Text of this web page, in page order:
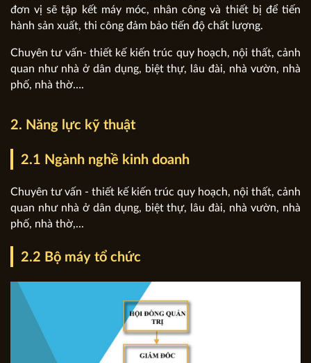
đơn vị sẽ tập kết máy móc, nhân công và thiết bị để tiến
hành sản xuất, thi công đảm bảo tiến độ chất lượng.
Chuyên tư vấn- thiết kế kiến trúc quy hoạch, nội thất, cảnh
quan như nhà ở dân dụng, biệt thự, lâu đài, nhà vườn, nhà
phố, nhà thờ….
2. Năng lực kỹ thuật
2.1 Ngành nghề kinh doanh
Chuyên tư vấn - thiết kế kiến trúc quy hoạch, nội thất, cảnh
quan như nhà ở dân dụng, biệt thự, lâu đài, nhà vườn, nhà
phố, nhà thờ,...
2.2 Bộ máy tổ chức